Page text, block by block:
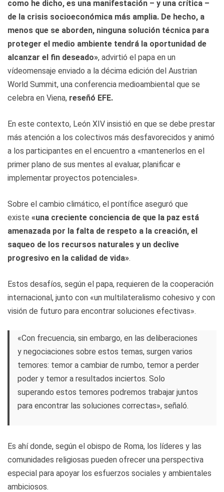
como he dicho, es una manifestación – y una crítica –
de la crisis socioeconómica más amplia. De hecho, a
menos que se aborden, ninguna solución técnica para
proteger el medio ambiente tendrá la oportunidad de
alcanzar el fin deseado», advirtió el papa en un
vídeomensaje enviado a la décima edición del Austrian
World Summit, una conferencia medioambiental que se
celebra en Viena, reseñó EFE.
En este contexto, León XIV insistió en que se debe prestar
más atención a los colectivos más desfavorecidos y animó
a los participantes en el encuentro a «mantenerlos en el
primer plano de sus mentes al evaluar, planificar e
implementar proyectos potenciales».
Sobre el cambio climático, el pontífice aseguró que
existe «una creciente conciencia de que la paz está
amenazada por la falta de respeto a la creación, el
saqueo de los recursos naturales y un declive
progresivo en la calidad de vida».
Estos desafíos, según el papa, requieren de la cooperación
internacional, junto con «un multilateralismo cohesivo y con
visión de futuro para encontrar soluciones efectivas».
«Con frecuencia, sin embargo, en las deliberaciones
y negociaciones sobre estos temas, surgen varios
temores: temor a cambiar de rumbo, temor a perder
poder y temor a resultados inciertos. Solo
superando estos temores podremos trabajar juntos
para encontrar las soluciones correctas», señaló.
Es ahí donde, según el obispo de Roma, los líderes y las
comunidades religiosas pueden ofrecer una perspectiva
especial para apoyar los esfuerzos sociales y ambientales
ambiciosos.